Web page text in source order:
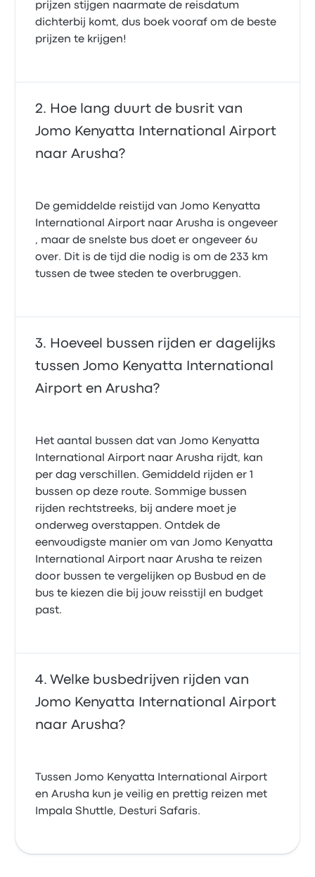
prijzen stijgen naarmate de reisdatum
dichterbij komt, dus boek vooraf om de beste
prijzen te krijgen!
Hoe lang duurt de busrit van
Jomo Kenyatta International Airport
naar Arusha?
De gemiddelde reistijd van Jomo Kenyatta
International Airport naar Arusha is ongeveer
, maar de snelste bus doet er ongeveer 6u
over. Dit is de tijd die nodig is om de 233 km
tussen de twee steden te overbruggen.
Hoeveel bussen rijden er dagelijks
tussen Jomo Kenyatta International
Airport en Arusha?
Het aantal bussen dat van Jomo Kenyatta
International Airport naar Arusha rijdt, kan
per dag verschillen. Gemiddeld rijden er 1
bussen op deze route. Sommige bussen
rijden rechtstreeks, bij andere moet je
onderweg overstappen. Ontdek de
eenvoudigste manier om van Jomo Kenyatta
International Airport naar Arusha te reizen
door bussen te vergelijken op Busbud en de
bus te kiezen die bij jouw reisstijl en budget
past.
Welke busbedrijven rijden van
Jomo Kenyatta International Airport
naar Arusha?
Tussen Jomo Kenyatta International Airport
en Arusha kun je veilig en prettig reizen met
Impala Shuttle, Desturi Safaris.